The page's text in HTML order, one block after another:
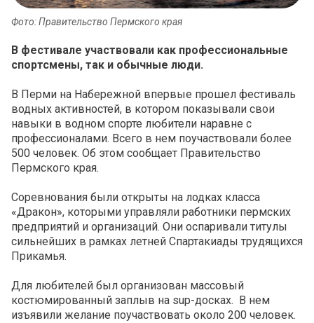
Фото: Правительство Пермского края
В фестивале участвовали как профессиональные
спортсмены, так и обычные люди.
В Перми на Набережной впервые прошел фестиваль
водных активностей, в котором показывали свои
навыки в водном спорте любители наравне с
профессионалами. Всего в нем поучаствовали более
500 человек. Об этом сообщает Правительство
Пермского края.
Соревнования были открыты на лодках класса
«Дракон», которыми управляли работники пермских
предприятий и организаций. Они оспаривали титулы
сильнейших в рамках летней Спартакиады трудящихся
Прикамья.
Для любителей был организован массовый
костюмированный заплыв на sup-досках. В нем
изъявили желание поучаствовать около 200 человек.